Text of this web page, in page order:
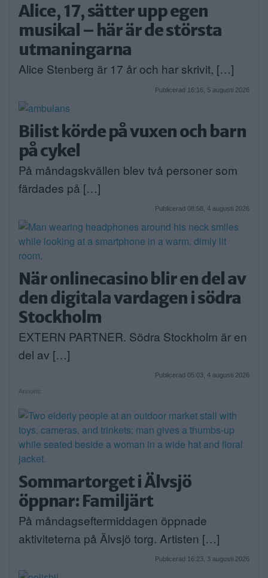
Alice, 17, sätter upp egen
musikal – här är de största
utmaningarna
Alice Stenberg är 17 år och har skrivit, […]
Publicerad 16:16, 5 augusti 2026
Bilist körde på vuxen och barn
på cykel
På måndagskvällen blev två personer som
färdades på […]
Publicerad 08:58, 4 augusti 2026
När onlinecasino blir en del av
den digitala vardagen i södra
Stockholm
EXTERN PARTNER. Södra Stockholm är en
del av […]
Publicerad 05:03, 4 augusti 2026
Annons:
Sommartorget i Älvsjö
öppnar: Familjärt
På måndagseftermiddagen öppnade
aktiviteterna på Älvsjö torg. Artisten […]
Publicerad 16:23, 3 augusti 2026